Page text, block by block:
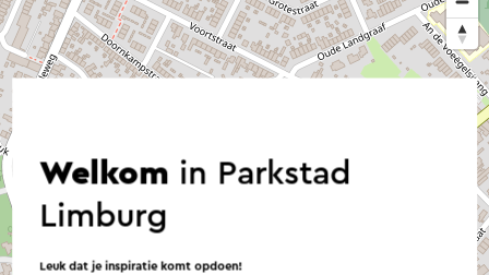
Welkom in Parkstad
Limburg
Leuk dat je inspiratie komt opdoen!